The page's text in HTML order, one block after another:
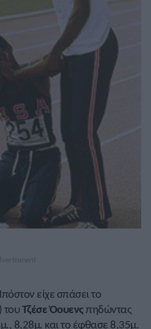
είχε σπάσει το
τουΤζέσε Όουενςπηδώντας
8,28μ. και το έφθασε 8,35μ.